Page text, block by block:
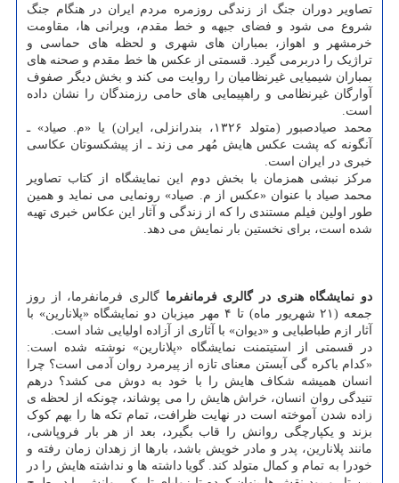
تصاویر دوران جنگ از زندگی روزمره مردم ایران در هنگام جنگ
شروع می شود و فضای جبهه و خط مقدم، ویرانی ها، مقاومت
خرمشهر و اهواز، بمباران های شهری و لحظه های حماسی و
تراژیک را دربرمی گیرد. قسمتی از عکس ها خط مقدم و صحنه های
بمباران شیمیایی غیرنظامیان را روایت می کند و بخش دیگر صفوف
آوارگان غیرنظامی و راهپیمایی های حامی رزمندگان را نشان داده
است.
محمد صیادصبور (متولد ۱۳۲۶، بندرانزلی، ایران) یا «م. صیاد» ـ
آنگونه که پشت عکس هایش مُهر می زند ـ از پیشکسوتان عکاسی
خبری در ایران است.
مرکز نبشی همزمان با بخش دوم این نمایشگاه از کتاب تصاویر
محمد صیاد با عنوان «عکس از م. صیاد» رونمایی می نماید و همین
طور اولین فیلم مستندی را که از زندگی و آثار این عکاس خبری تهیه
شده است، برای نخستین بار نمایش می دهد.
دو نمایشگاه هنری در گالری فرمانفرما گالری فرمانفرما، از روز
جمعه (۲۱ شهریور ماه) تا ۴ مهر میزبان دو نمایشگاه «پلانارین» با
آثار ازم طباطبایی و «دیوان» با آثاری از آزاده اولیایی شاد است.
در قسمتی از استیتمنت نمایشگاه «پلانارین» نوشته شده است:
«کدام باکره گی آبستن معنای تازه از پیرمرد روان آدمی است؟ چرا
انسان همیشه شکاف هایش را با خود به دوش می کشد؟ درهم
تنیدگی روان انسان، خراش هایش را می پوشاند، چونکه از لحظه ی
زاده شدن آموخته است در نهایت ظرافت، تمام تکه ها را بهم کوک
بزند و یکپارچگی روانش را قاب بگیرد، بعد از هر بار فروپاشی،
مانند پلانارین، پدر و مادر خویش باشد، بارها از زهدان زمان رفته و
خودرا به تمام و کمال متولد کند. گویا داشته ها و نداشته هایش را در